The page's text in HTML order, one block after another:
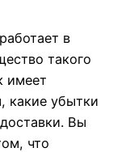
в
такого
имеет
какие убытки
Вы
что